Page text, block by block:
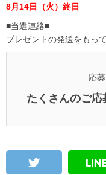
8月14日（火）終日
■当選連絡■
プレゼントの発送をもっ
応
たくさんのご応